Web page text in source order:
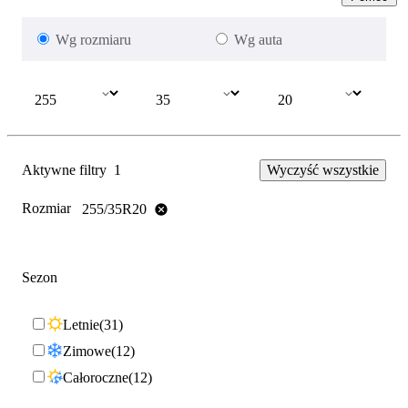
Wg rozmiaru Wg auta
Aktywne filtry 1 Wyczyść wszystkie
Rozmiar 255/35R20
Sezon
Letnie 31
Zimowe 12
Całoroczne 12